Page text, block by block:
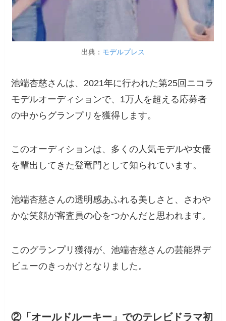
出典： モデルプレス
池端杏慈さんは、2021年に行われた第25回ニコラ
モデルオーディションで、1万人を超える応募者
の中からグランプリを獲得します。
このオーディションは、多くの人気モデルや女優
を輩出してきた登竜門として知られています。
池端杏慈さんの透明感あふれる美しさと、さわや
かな笑顔が審査員の心をつかんだと思われます。
このグランプリ獲得が、池端杏慈さんの芸能界デ
ビューのきっかけとなりました。
②「オールドルーキー」でのテレビドラマ初